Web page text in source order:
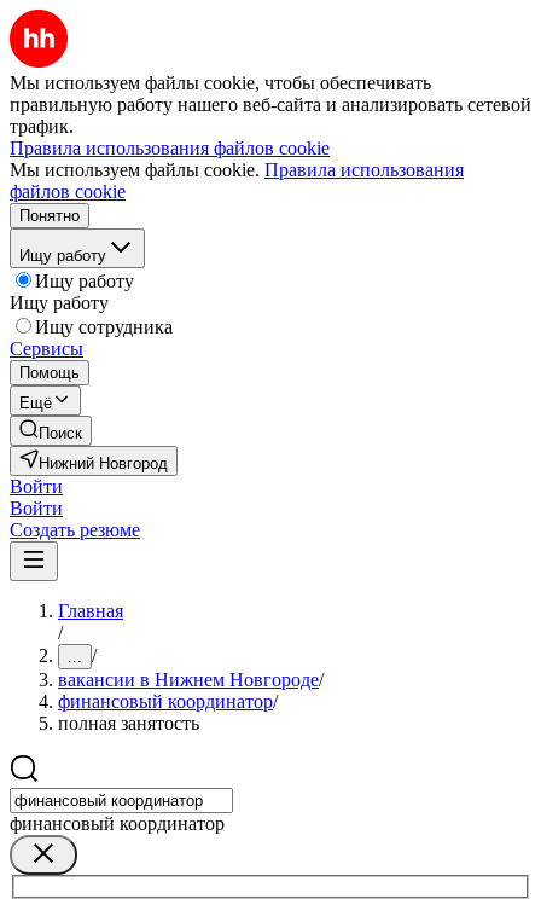
Мы используем файлы cookie, чтобы обеспечивать
правильную работу нашего веб-сайта и анализировать сетевой
трафик.
Правила использования файлов cookie
Мы используем файлы cookie. Правила использования
файлов cookie
Понятно
Ищу работу
Ищу работу
Ищу работу
Ищу сотрудника
Сервисы
Помощь
Ещё
Поиск
Нижний Новгород
Войти
Войти
Создать резюме
Главная
/
... /
вакансии в Нижнем Новгороде/
финансовый координатор/
полная занятость
финансовый координатор